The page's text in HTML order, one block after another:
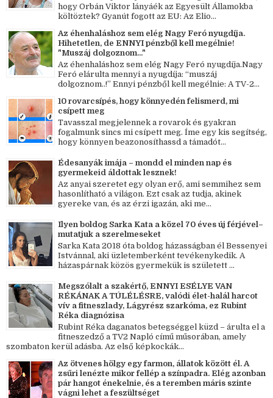
hogy Orbán Viktor lányáék az Egyesült Államokba
költöztek? Gyanút fogott az EU: Az Elio...
Az éhenhaláshoz sem elég Nagy Feró nyugdíja.
Hihetetlen, de ENNYI pénzből kell megélnie!
"Muszáj dolgoznom..."
Az éhenhaláshoz sem elég Nagy Feró nyugdíja.Nagy
Feró elárulta mennyi a nyugdíja: “muszáj
dolgoznom..!” Ennyi pénzből kell megélnie: A TV-2...
10 rovarcsípés, hogy könnyedén felismerd, mi
csípett meg
Tavasszal megjelennek a rovarok és gyakran
fogalmunk sincs mi csípett meg. Íme egy kis segítség,
hogy könnyen beazonosíthassd a támadót...
Édesanyák imája – mondd el minden nap és
gyermekeid áldottak lesznek!
Az anyai szeretet egy olyan erő, ami semmihez sem
hasonlítható a világon. Ezt csak az tudja, akinek
gyereke van, és az érzi igazán, aki me...
Ilyen boldog Sarka Kata a közel 70 éves új férjével–
mutatjuk a szerelmeseket
Sarka Kata 2018 óta boldog házasságban él Bessenyei
Istvánnal, aki üzletemberként tevékenykedik. A
házaspárnak közös gyermekük is született ...
Megszólalt a szakértő, ENNYI ESÉLYE VAN
RÉKÁNAK A TÚLÉLÉSRE, valódi élet-halál harcot
vív a fitneszlady, Lágyrész szarkóma, ez Rubint
Réka diagnózisa
Rubint Réka daganatos betegséggel küzd – árulta el a
fitneszedző a TV2 Napló című műsorában, amely
szombaton kerül adásba. Az első képkockák...
Az ötvenes hölgy egy farmon, állatok között él. A
zsűri lenézte mikor fellép a színpadra. Elég azonban
pár hangot énekelnie, és a teremben máris szinte
vágni lehet a feszültséget